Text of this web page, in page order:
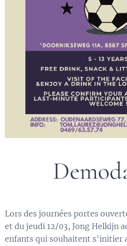
Lors des journées portes
et du jeudi 12/03, Jong Helkijn
enfants qui souhaitent s'initier